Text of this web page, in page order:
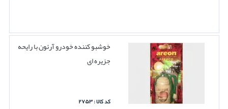
خوشبو کننده خودرو آرئون با رایحه
جزیره ای
کد کالا : ۲۷۵۳